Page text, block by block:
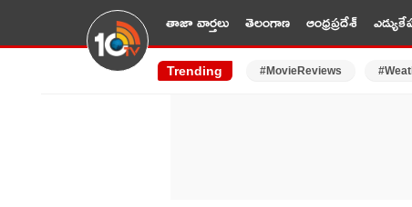
తాజా వార్తలు తెలంగాణ ఆంధ్రప్రదేశ్
Trending #MovieReviews